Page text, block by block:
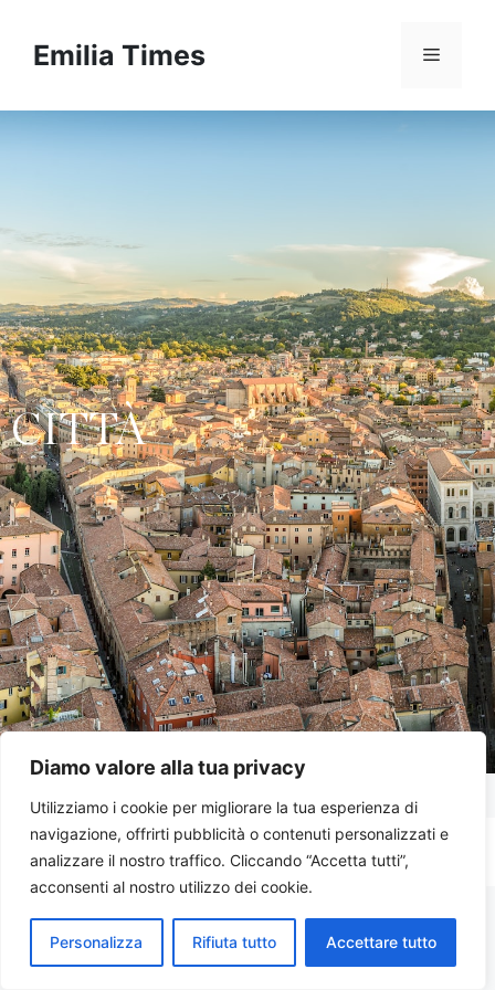
Diamo valore alla tua privacy
Utilizziamo i cookie per migliorare la tua esperienza di
navigazione, offrirti pubblicità o contenuti personalizzati e
analizzare il nostro traffico. Cliccando “Accetta tutti”,
acconsenti al nostro utilizzo dei cookie.
Personalizza Rifiuta tutto Accettare tutto
Emilia Times
CITTÀ
© 2026 Emilia Times • Built with GeneratePress